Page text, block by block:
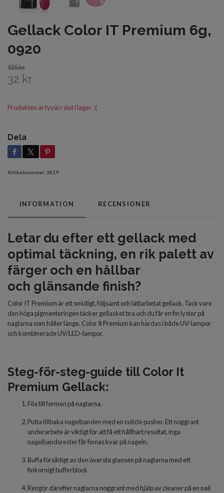
Gellack Color IT Premium 6g,
0920
105 kr
32 kr
Produkten är tyvärr slut i lager. :(
Dela
Artikelnummer: 3819
INFORMATION RECENSIONER
Letar du efter ett gellack med
optimal täckning, en rik palett av
färger och en hållbar
och glänsande finish?
Color IT Premium är ett smidigt, följsamt och lättarbetat gellack. Tack vare
den höga pigmenteringen täcker gellacket bra och du får en fin lyster på
naglarna som håller länge. Color It Premium kan härdas i både UV-lampor
och kombinerade UV/LED-lampor.
Steg-för-steg-guide till Color It
Premium Gellack:
Fila till formen på naglarna.
Putta tillbaka nagelbanden med en cuticle pusher. Ett noggrant
underarbete är viktigt för att få ett hållbart resultat, inga
nagelbandsrester får finnas kvar på nageln.
Buffa försiktigt av den översta glansen på naglarna med ett
finkornigt bufferblock
Rengör därefter naglarna noggrant med hjälp av cleaner på en nail